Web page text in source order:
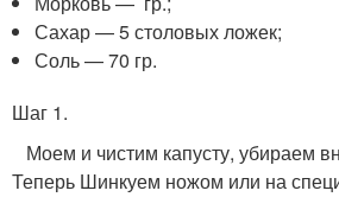
Сахар — 5 столовых ложек;
Соль — 70 гр.
Шаг 1.
Моем и чистим капусту, убираем
Теперь Шинкуем ножом или на